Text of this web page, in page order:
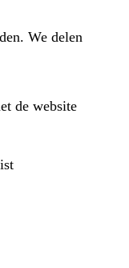
We delen
de website